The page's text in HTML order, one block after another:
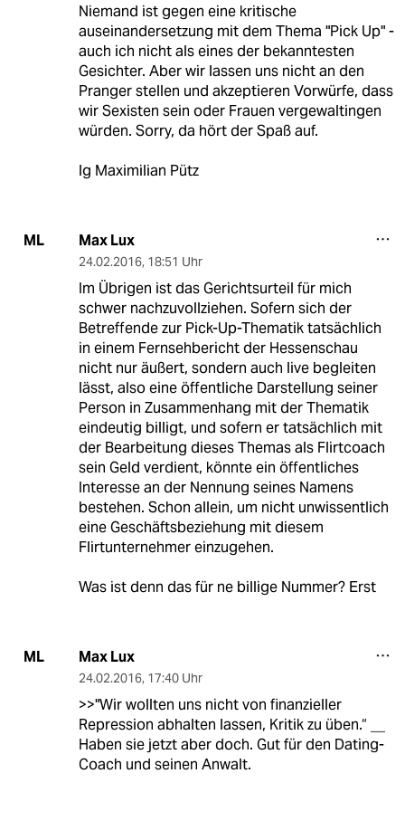
Niemand ist gegen eine kritische
auseinandersetzung mit dem Thema "Pick Up" -
auch ich nicht als eines der bekanntesten
Gesichter. Aber wir lassen uns nicht an den
Pranger stellen und akzeptieren Vorwürfe, dass
wir Sexisten sein oder Frauen vergewaltingen
würden. Sorry, da hört der Spaß auf.
lg Maximilian Pütz
ML Max Lux
24.02.2016, 18:51 Uhr
Im Übrigen ist das Gerichtsurteil für mich
schwer nachzuvollziehen. Sofern sich der
Betreffende zur Pick-Up-Thematik tatsächlich
in einem Fernsehbericht der Hessenschau
nicht nur äußert, sondern auch live begleiten
lässt, also eine öffentliche Darstellung seiner
Person in Zusammenhang mit der Thematik
eindeutig billigt, und sofern er tatsächlich mit
der Bearbeitung dieses Themas als Flirtcoach
sein Geld verdient, könnte ein öffentliches
Interesse an der Nennung seines Namens
bestehen. Schon allein, um nicht unwissentlich
eine Geschäftsbeziehung mit diesem
Flirtunternehmer einzugehen.
Was ist denn das für ne billige Nummer? Erst
ML Max Lux
24.02.2016, 17:40 Uhr
>>"Wir wollten uns nicht von finanzieller
Repression abhalten lassen, Kritik zu üben.“ __
Haben sie jetzt aber doch. Gut für den Dating-
Coach und seinen Anwalt.